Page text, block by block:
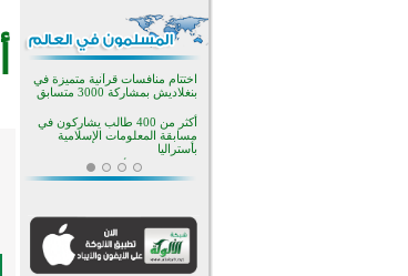
تيسليتش تختتم برنامجا تعليميا لتعزيز
القيم وبناء الشخصية للشباب
المسلمين
اختتام منافسات قرآنية متميزة في
بنغلاديش بمشاركة 3000 متسابق
أكثر من 400 طالب يشاركون في
مسابقة المعلومات الإسلامية
بأستراليا
افتتاح تاريخي لأول مسجد في بلييفليا
بالجبل الأسود منذ أكثر من قرن
مسجد جديد في أجواء إيمانية مميزة
أكبر مشروع إسلامي في ريف
أستراليا يفتتح أبوابه بعد سنوات من